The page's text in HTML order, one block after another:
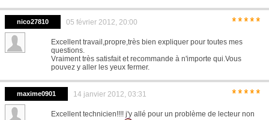
nico27810 05 février 2012, 20:00 *****
Excellent travail,propre,très bien expliquer pour toutes mes
questions.
Vraiment très satisfait et recommande à n'importe qui.Vous
pouvez y aller les yeux fermer.
maxime0901 14 janvier 2012, 03:31 *****
Excellent technicien!!!! j'y allé pour un problème de lecteur non